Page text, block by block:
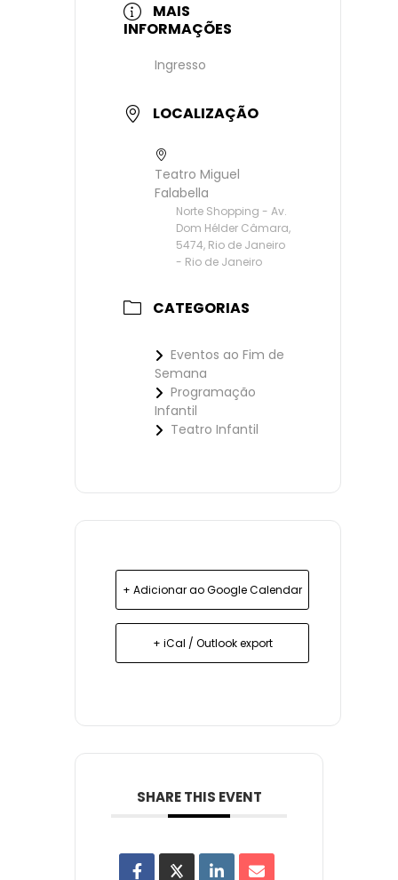
MAIS
INFORMAÇÕES
Ingresso
LOCALIZAÇÃO
Teatro Miguel
Falabella
Norte Shopping - Av.
Dom Hélder Câmara,
5474, Rio de Janeiro
- Rio de Janeiro
CATEGORIAS
Eventos ao Fim de
Semana
Programação
Infantil
Teatro Infantil
+ Adicionar ao Google Calendar
+ iCal / Outlook export
SHARE THIS EVENT